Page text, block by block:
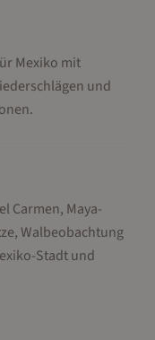
Mexiko mit
und
Carmen, Maya-
Walbeobachtung
Stadt und